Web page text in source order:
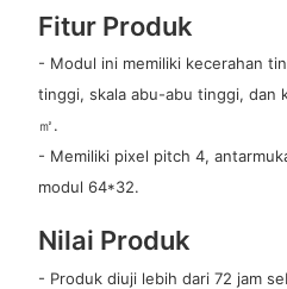
Fitur Produk
- Modul ini memiliki kecerahan
tinggi, skala abu-abu tinggi, dan
㎡.
- Memiliki pixel pitch 4,
modul 64*32.
Nilai Produk
- Produk diuji lebih dari 72 jam